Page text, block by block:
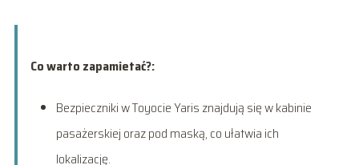
Co warto zapamietać?:
Bezpieczniki w Toyocie Yaris znajdują się w kabinie
pasażerskiej oraz pod maską, co ułatwia ich
lokalizację.